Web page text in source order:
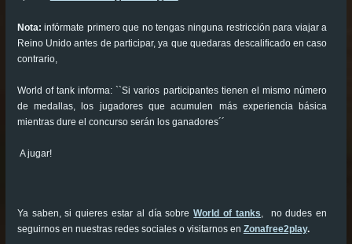
Nota: infórmate primero que no tengas ninguna restricción para viajar a
Reino Unido antes de participar, ya que quedaras descalificado en caso
contrario,
World of tank informa: ``Si varios participantes tienen el mismo número
de medallas, los jugadores que acumulen más experiencia básica
mientras dure el concurso serán los ganadores´´
A jugar!
Ya saben, si quieres estar al día sobreWorld of tanks, no dudes en
seguirnos en nuestras redes sociales o visitarnos en Zonafree2play.